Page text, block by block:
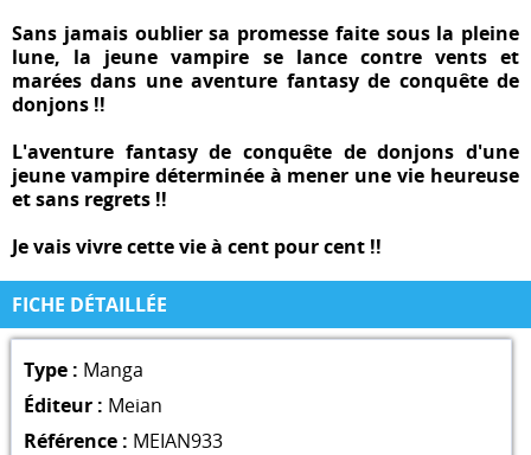
Sans jamais oublier sa promesse faite sous la pleine
lune, la jeune vampire se lance contre vents et
marées dans une aventure fantasy de conquête de
donjons !!
L'aventure fantasy de conquête de donjons d'une
jeune vampire déterminée à mener une vie heureuse
et sans regrets !!
Je vais vivre cette vie à cent pour cent !!
FICHE DÉTAILLÉE
Type : Manga
Éditeur : Meian
Référence : MEIAN933